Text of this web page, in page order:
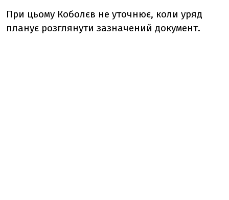
При цьому Коболєв не уточнює, коли уряд
планує розглянути зазначений документ.